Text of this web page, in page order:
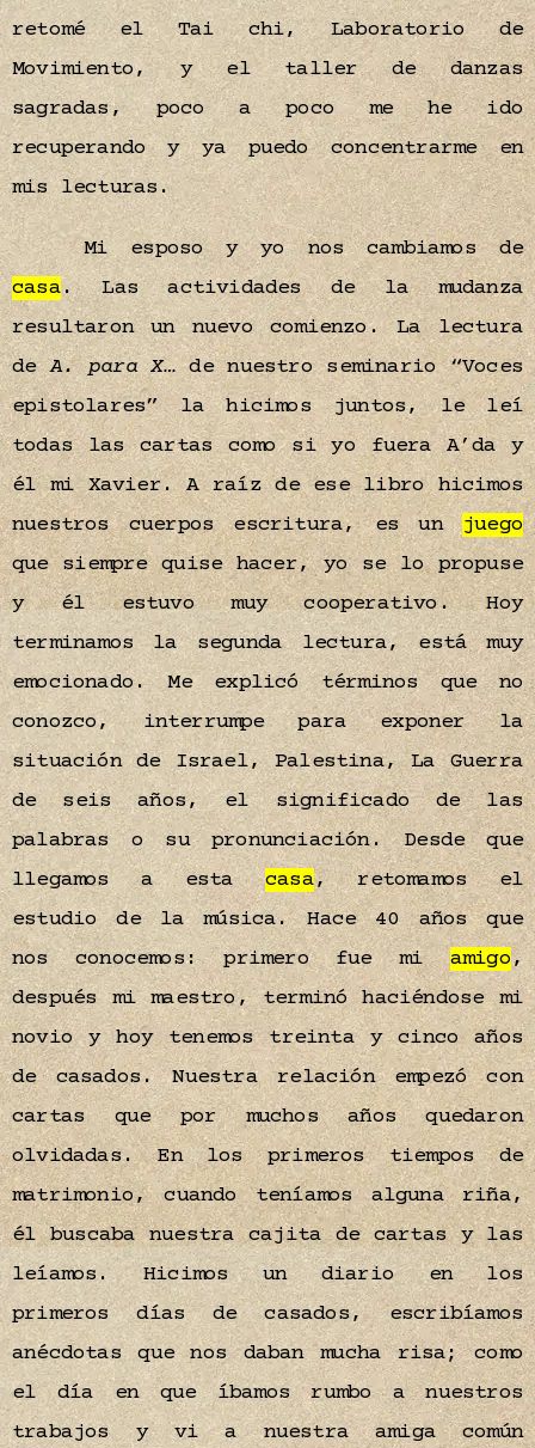
retomé el Tai chi, Laboratorio de
Movimiento, y el taller de danzas
sagradas, poco a poco me he ido
recuperando y ya puedo concentrarme en
mis lecturas.
Mi esposo y yo nos cambiamos de
casa. Las actividades de la mudanza
resultaron un nuevo comienzo. La lectura
deA. para X…de nuestro seminario “Voces
epistolares” la hicimos juntos, le leí
todas las cartas como si yo fuera A’da y
él mi Xavier. A raíz de ese libro hicimos
nuestros cuerpos escritura, es unjuego
que siempre quise hacer, yo se lo propuse
y él estuvo muy cooperativo. Hoy
terminamos la segunda lectura, está muy
emocionado. Me explicó términos que no
conozco, interrumpe para exponer la
situación de Israel, Palestina, La Guerra
de seis años, el significado de las
palabras o su pronunciación. Desde que
llegamos a estacasa, retomamos el
estudio de la música. Hace 40 años que
nos conocemos: primero fue miamigo,
después mi maestro, terminó haciéndose mi
novio y hoy tenemos treinta y cinco años
de casados. Nuestra relación empezó con
cartas que por muchos años quedaron
olvidadas. En los primeros tiempos de
matrimonio, cuando teníamos alguna riña,
él buscaba nuestra cajita de cartas y las
leíamos. Hicimos un diario en los
primeros días de casados, escribíamos
anécdotas que nos daban mucha risa; como
el día en que íbamos rumbo a nuestros
trabajos y vi a nuestra amiga común